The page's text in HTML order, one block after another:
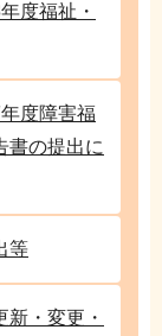
度福祉・
度障害福
書の提出に
等
・変更・